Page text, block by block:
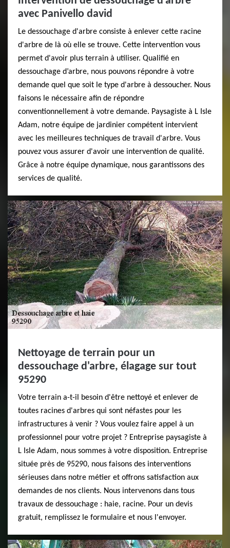
avec Panivello david
Le dessouchage d'arbre consiste à enlever cette racine
d'arbre de là où elle se trouve. Cette intervention vous
permet d'avoir plus terrain à utiliser. Qualifié en
dessouchage d’arbre, nous pouvons répondre à votre
demande quel que soit le type d'arbre à dessoucher. Nous
faisons le nécessaire afin de répondre
conventionnellement à votre demande. Paysagiste à L Isle
Adam, notre équipe de jardinier compétent intervient
avec les meilleures techniques de travail d'arbre. Vous
pouvez vous assurer d'avoir une intervention de qualité.
Grâce à notre équipe dynamique, nous garantissons des
services de qualité.
Nettoyage de terrain pour un
dessouchage d'arbre, élagage sur tout
95290
Votre terrain a-t-il besoin d'être nettoyé et enlever de
toutes racines d'arbres qui sont néfastes pour les
infrastructures à venir ? Vous voulez faire appel à un
professionnel pour votre projet ? Entreprise paysagiste à
L Isle Adam, nous sommes à votre disposition. Entreprise
située près de 95290, nous faisons des interventions
sérieuses dans notre métier et offrons satisfaction aux
demandes de nos clients. Nous intervenons dans tous
travaux de dessouchage : haie, racine. Pour un devis
gratuit, remplissez le formulaire et nous l'envoyer.